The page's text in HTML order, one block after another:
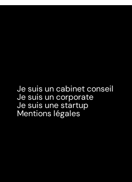
Je suis un cabinet conseil
Je suis un corporate
Je suis une startup
Mentions légales